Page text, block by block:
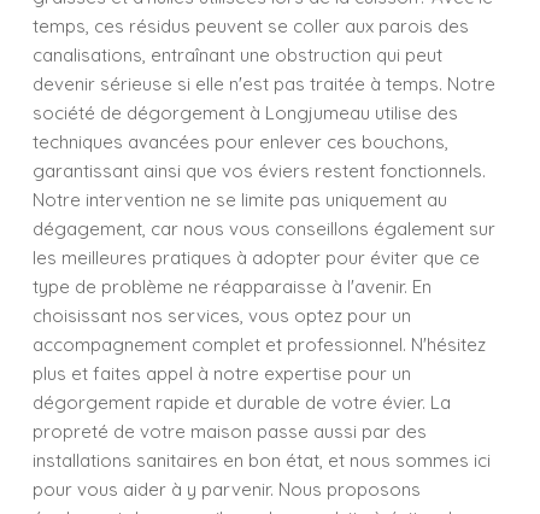
temps, ces résidus peuvent se coller aux parois des
canalisations, entraînant une obstruction qui peut
devenir sérieuse si elle n'est pas traitée à temps. Notre
société de dégorgement à Longjumeau utilise des
techniques avancées pour enlever ces bouchons,
garantissant ainsi que vos éviers restent fonctionnels.
Notre intervention ne se limite pas uniquement au
dégagement, car nous vous conseillons également sur
les meilleures pratiques à adopter pour éviter que ce
type de problème ne réapparaisse à l'avenir. En
choisissant nos services, vous optez pour un
accompagnement complet et professionnel. N'hésitez
plus et faites appel à notre expertise pour un
dégorgement rapide et durable de votre évier. La
propreté de votre maison passe aussi par des
installations sanitaires en bon état, et nous sommes ici
pour vous aider à y parvenir. Nous proposons